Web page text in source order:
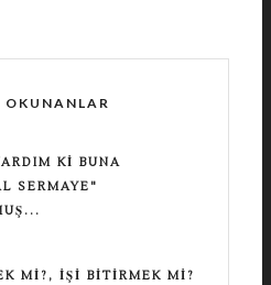
OKUNANLAR
KI BUNA
SERMAYE"
MI?, İŞI BITIRMEK MI?